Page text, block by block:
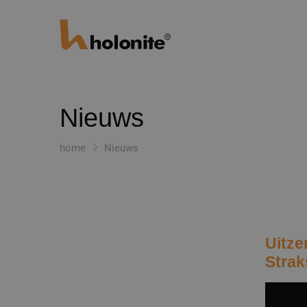
Nieuws
home Nieuws